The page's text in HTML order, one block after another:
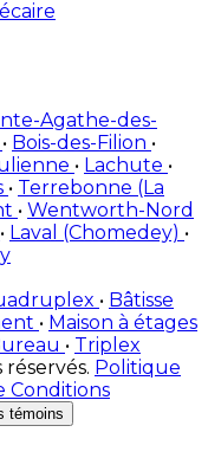
Agathe-des-
• Bois-des-Filion •
• Lachute •
• Terrebonne (La
• Wentworth-Nord
• Laval (Chomedey) •
• Bâtisse
• Maison à étages
• Triplex
réservés. Politique
Conditions
témoins